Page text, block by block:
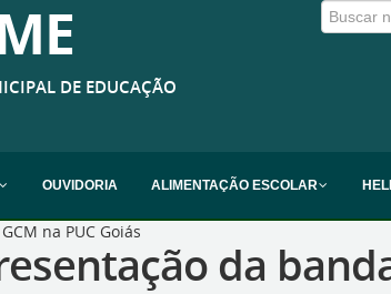
DE EDUCAÇÃO
OUVIDORIA ALIMENTAÇÃO ESCOLAR
na PUC Goiás
da